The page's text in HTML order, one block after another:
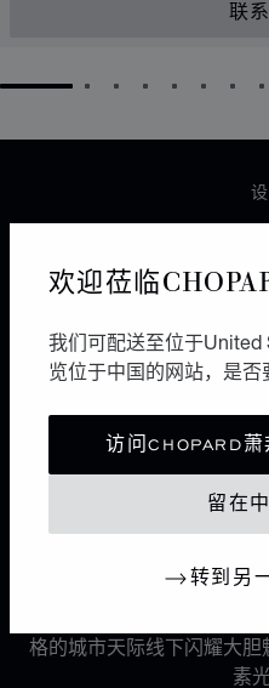
欢迎莅临
我们可配送至位于United
览位于中国的网站，是否
访问CHOPARD萧
留在
转到另
联
GO TO SLIDE 1GO TO SLIDE 2
GO TO SLIDE 3
GO TO
GO TO
GOGO
都
6个面，12条边，8个点。
都市优雅与现代风情谐美
派
ICE
光
《光影雕琢》广告大片
格的城市天际线下闪耀大
素